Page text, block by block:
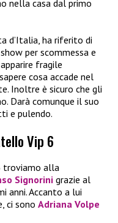
nella casa dal primo
d’Italia, ha riferito di
per scommessa e
fragile
cosa accade nel
Inoltre è sicuro che gli
Darà comunque il suo
e pulendo.
Vip 6
troviamo alla
Signorinigrazie al
anni. Accanto a lui
ci sono Adriana Volpe